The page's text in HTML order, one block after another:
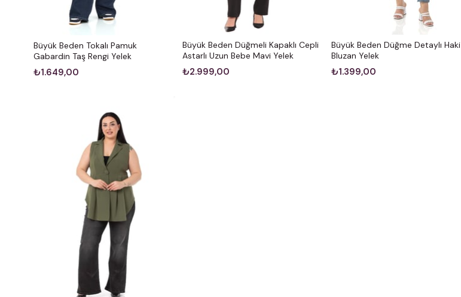
Büyük Beden Tokalı Pamuk
Gabardin Taş Rengi Yelek
₺1.649,00
Büyük Beden Düğmeli Kapaklı Cepli
Astarlı Uzun Bebe Mavi Yelek
₺2.999,00
Büyük Beden Düğme Detaylı Haki
Bluzan Yelek
₺1.399,00